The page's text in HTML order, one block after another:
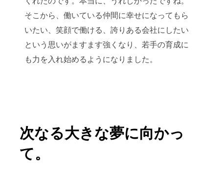
そこから、働いている仲間に幸せになってもら
いたい、笑顔で働ける、誇りある会社にしたい
という思いがますます強くなり、若手の育成に
も力を入れ始めるようになりました。
次なる大きな夢に向かっ
て。